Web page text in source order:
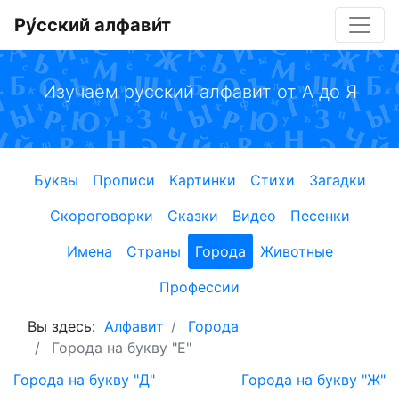
Ру́сский алфави́т
Изучаем русский алфавит от А до Я
Буквы Прописи Картинки Стихи
Загадки
Скороговорки
Сказки Видео
Песенки
Имена
Страны Города
Животные
Профессии
Вы здесь: Алфавит
Города
Города на букву "Е"
Города на букву "Д"
Города на букву "Ж"